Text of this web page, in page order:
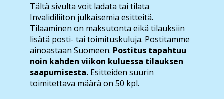
Tältä sivulta voit ladata tai tilata
Invalidiliiton julkaisemia esitteitä.
Tilaaminen on maksutonta eikä tilauksiin
lisätä posti- tai toimituskuluja. Postitamme
ainoastaan Suomeen. Postitus tapahtuu
noin kahden viikon kuluessa tilauksen
saapumisesta. Esitteiden suurin
toimitettava määrä on 50 kpl.